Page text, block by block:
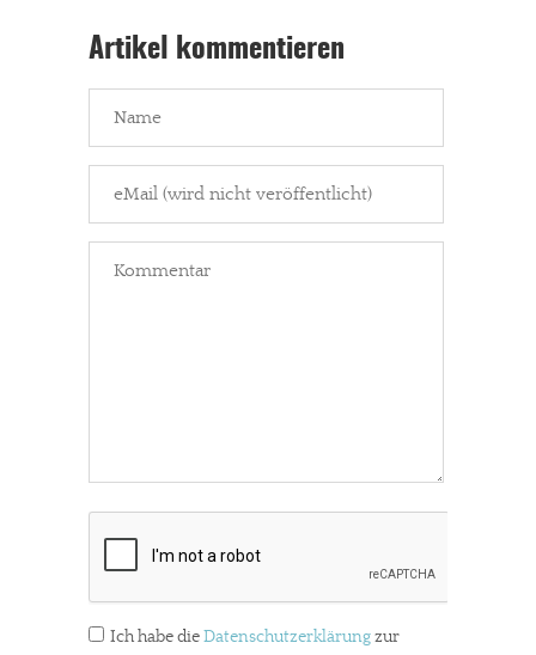
Artikel kommentieren
Ich habe dieDatenschutzerklärungzur